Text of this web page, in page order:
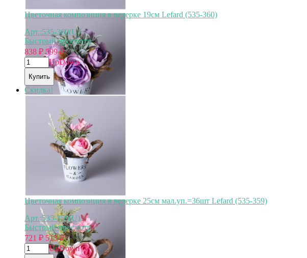
Цветочная композиция в ведерке 19см Lefard (535-360)
Арт.:535-360(U)
Быстрый просмотр
838 ₽ 599₽×
UpDown
Купить
Скидка!
Цветочная композиция в ведерке 25см мал.уп.=36шт Lefard (535-359)
Арт.:535-359(U)
Быстрый просмотр
721 ₽ 513₽×
UpDown